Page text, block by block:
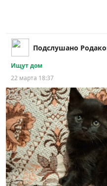
Подслушано
Ищут дом
22 марта 18:37